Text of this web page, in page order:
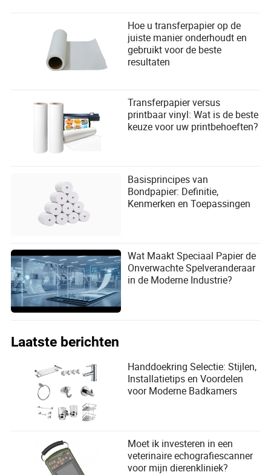
Hoe u transferpapier op de
juiste manier onderhoudt en
gebruikt voor de beste
resultaten
Transferpapier versus
printbaar vinyl: Wat is de beste
keuze voor uw printbehoeften?
Basisprincipes van
Bondpapier: Definitie,
Kenmerken en Toepassingen
Wat Maakt Speciaal Papier de
Onverwachte Spelveranderaar
in de Moderne Industrie?
Laatste berichten
Handdoekring Selectie: Stijlen,
Installatietips en Voordelen
voor Moderne Badkamers
Moet ik investeren in een
veterinaire echografiescanner
voor mijn dierenkliniek?